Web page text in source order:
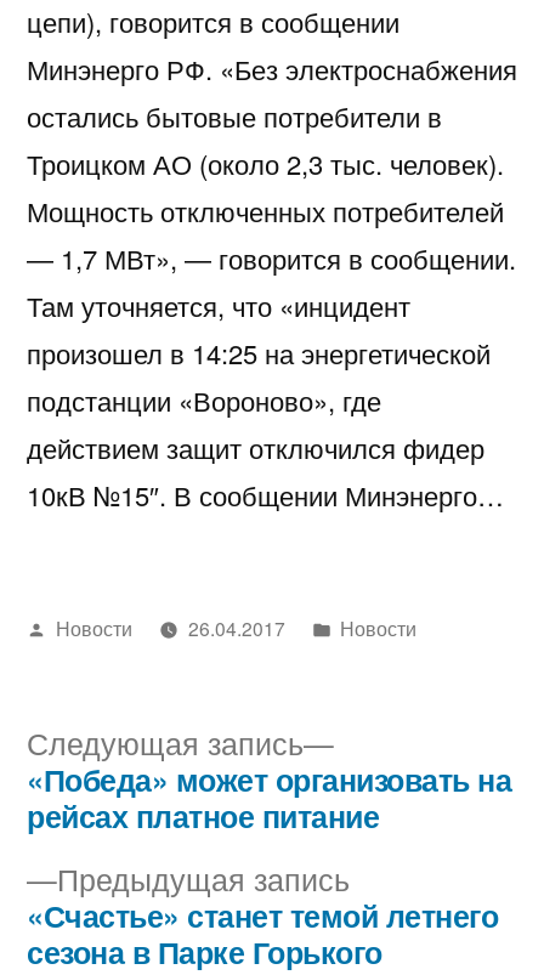
цепи), говорится в сообщении
Минэнерго РФ. «Без электроснабжения
остались бытовые потребители в
Троицком АО (около 2,3 тыс. человек).
Мощность отключенных потребителей
— 1,7 МВт», — говорится в сообщении.
Там уточняется, что «инцидент
произошел в 14:25 на энергетической
подстанции «Вороново», где
действием защит отключился фидер
10кВ №15″. В сообщении Минэнерго…
Написано
Новости 26.04.2017
Написано
Новости
Навигация
записям
Предыдущая запись
запись:
«Счастье» станет темой летнего
сезона в Парке Горького
Следующая запись
Следующая
запись:
«Победа» может организовать на
рейсах платное питание